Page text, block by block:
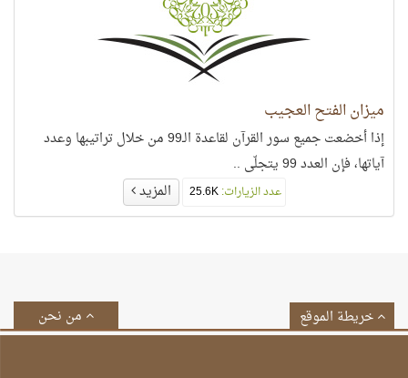
ميزان الفتح العجيب
إذا أخضعت جميع سور القرآن لقاعدة الـ99 من خلال تراتيبها وعدد
آياتها، فإن العدد 99 يتجلّى ..
عدد الزيارات:25.6K المزيد
من نحن خريطة الموقع